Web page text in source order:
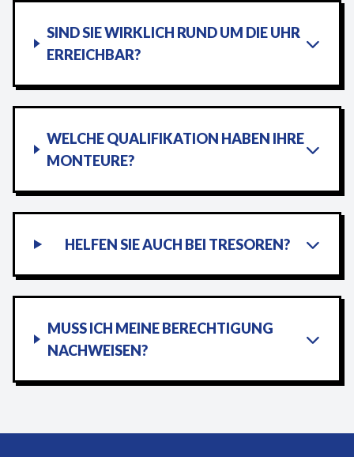
SIND SIE WIRKLICH RUND UM DIE UHR
ERREICHBAR?
WELCHE QUALIFIKATION HABEN IHRE
MONTEURE?
HELFEN SIE AUCH BEI TRESOREN?
MUSS ICH MEINE BERECHTIGUNG
NACHWEISEN?